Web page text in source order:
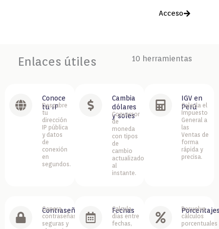
Acceso
Enlaces útiles 10 herramientas
Conoce
tu IP
Descubre
tu
dirección
IP pública
y datos
de
conexión
en
segundos.
Cambia
dólares
y soles
Conversor
de
moneda
con tipos
de
cambio
actualizados
al
instante.
IGV en
Perú
Calcula el
Impuesto
General a
las
Ventas de
forma
rápida y
precisa.
Contraseña
Genera
contraseñas
seguras y
Fechas
Calcula
días entre
fechas,
Resuelve
cálculos
porcentuales